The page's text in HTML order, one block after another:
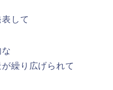
して
繰り広げられて